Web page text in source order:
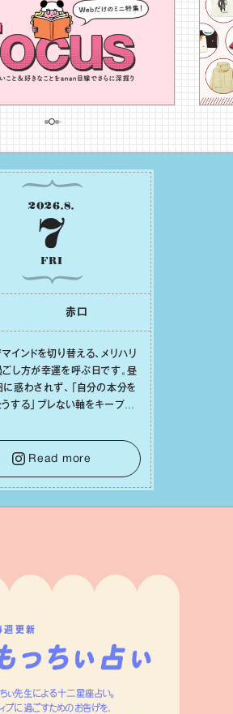
2026.8.
7
FRI
⾚⼝
インドを切り替える、メリハリ
し⽅が幸運を呼ぶ⽇です。昼
に惑わされず、「⾃分の本分を
する」ブレない軸をキープし
されないよう、⼼にしっかりブ
けること。この意識の切り替
なたに確かな安⼼感をもたらす
Read more
週更新
ぃ先生による十二星座占い。
ブに過ごすためのお告げを、